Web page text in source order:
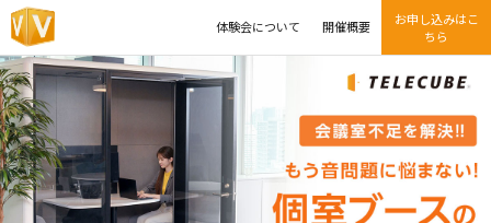
体験会について 開催概要
お申し込みはこ
ちら